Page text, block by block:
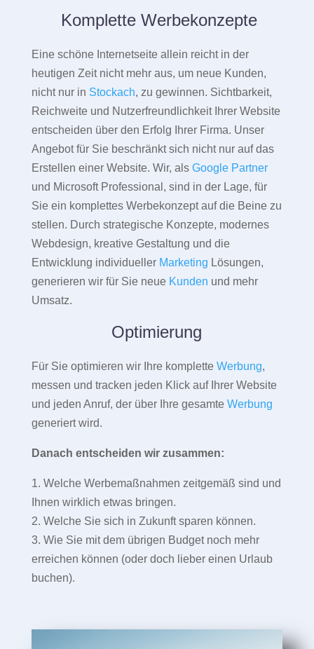
Komplette Werbekonzepte
Eine schöne Internetseite allein reicht in der
heutigen Zeit nicht mehr aus, um neue Kunden,
nicht nur in Stockach, zu gewinnen. Sichtbarkeit,
Reichweite und Nutzerfreundlichkeit Ihrer Website
entscheiden über den Erfolg Ihrer Firma. Unser
Angebot für Sie beschränkt sich nicht nur auf das
Erstellen einer Website. Wir, als Google Partner
und Microsoft Professional, sind in der Lage, für
Sie ein komplettes Werbekonzept auf die Beine zu
stellen. Durch strategische Konzepte, modernes
Webdesign, kreative Gestaltung und die
Entwicklung individueller Marketing Lösungen,
generieren wir für Sie neue Kunden und mehr
Umsatz.
Optimierung
Für Sie optimieren wir Ihre komplette Werbung,
messen und tracken jeden Klick auf Ihrer Website
und jeden Anruf, der über Ihre gesamte Werbung
generiert wird.
Danach entscheiden wir zusammen:
1. Welche Werbemaßnahmen zeitgemäß sind und
Ihnen wirklich etwas bringen.
2. Welche Sie sich in Zukunft sparen können.
3. Wie Sie mit dem übrigen Budget noch mehr
erreichen können (oder doch lieber einen Urlaub
buchen).